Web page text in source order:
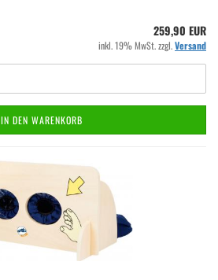
259,90 EUR
inkl. 19% MwSt. zzgl.Versand
IN DEN WARENKORB